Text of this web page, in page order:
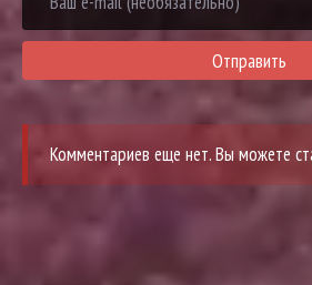
Отправить
Комментариев еще нет. Вы можете